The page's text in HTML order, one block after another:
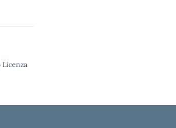
Licenza